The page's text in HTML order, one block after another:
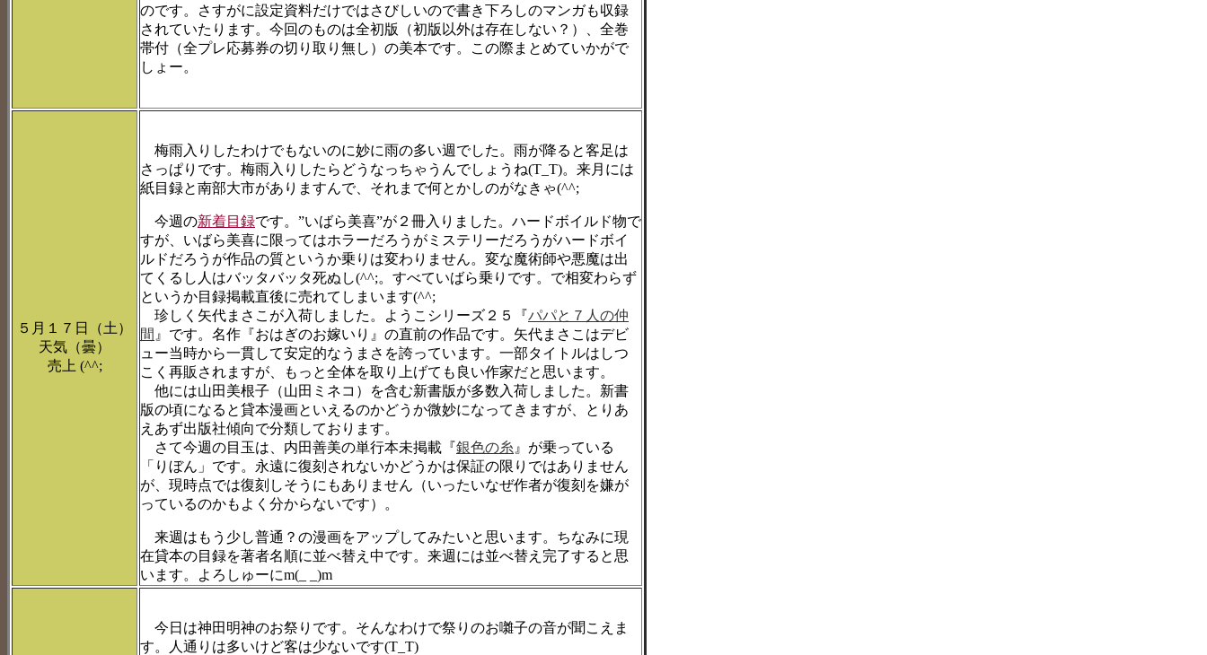
のです。さすがに設定資料だけではさびしいので書き下ろしのマンガも収録
されていたります。今回のものは全初版（初版以外は存在しない？）、全巻
帯付（全プレ応募券の切り取り無し）の美本です。この際まとめていかがで
しょー。
５月１７日（土）
天気（曇）
売上 (^^;
梅雨入りしたわけでもないのに妙に雨の多い週でした。雨が降ると客足は
さっぱりです。梅雨入りしたらどうなっちゃうんでしょうね(T_T)。来月には
紙目録と南部大市がありますんで、それまで何とかしのがなきゃ(^^;
今週の新着目録です。”いばら美喜”が２冊入りました。ハードボイルド物で
すが、いばら美喜に限ってはホラーだろうがミステリーだろうがハードボイ
ルドだろうが作品の質というか乗りは変わりません。変な魔術師や悪魔は出
てくるし人はバッタバッタ死ぬし(^^;。すべていばら乗りです。で相変わらず
というか目録掲載直後に売れてしまいます(^^;
珍しく矢代まさこが入荷しました。ようこシリーズ２５『パパと７人の仲
間 』です。名作『おはぎのお嫁いり』の直前の作品です。矢代まさこはデビ
ュー当時から一貫して安定的なうまさを誇っています。一部タイトルはしつ
こく再販されますが、もっと全体を取り上げても良い作家だと思います。
他には山田美根子（山田ミネコ）を含む新書版が多数入荷しました。新書
版の頃になると貸本漫画といえるのかどうか微妙になってきますが、とりあ
えあず出版社傾向で分類しております。
さて今週の目玉は、内田善美の単行本未掲載『銀色の糸 』が乗っている
「りぼん」です。永遠に復刻されないかどうかは保証の限りではありません
が、現時点では復刻しそうにもありません（いったいなぜ作者が復刻を嫌が
っているのかもよく分からないです）。
来週はもう少し普通？の漫画をアップしてみたいと思います。ちなみに現
在貸本の目録を著者名順に並べ替え中です。来週には並べ替え完了すると思
います。よろしゅーにm(_ _)m
今日は神田明神のお祭りです。そんなわけで祭りのお囃子の音が聞こえま
す。人通りは多いけど客は少ないです(T_T)